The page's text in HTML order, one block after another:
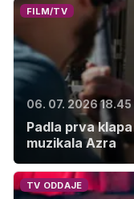
FILM/TV
06. 07. 2026 18.45
Padla prva
muzikala Azra
TV ODDAJE